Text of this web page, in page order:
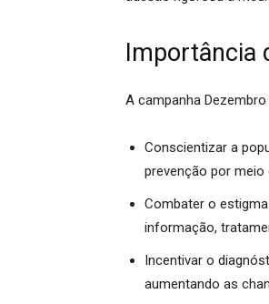
Importância
A campanha
Conscientizar a
prevenção por meio
Combater o
informação,
Incentivar o
aumentando as